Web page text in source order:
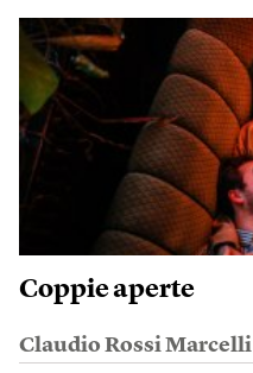
Coppie aperte
Claudio Rossi Marcelli